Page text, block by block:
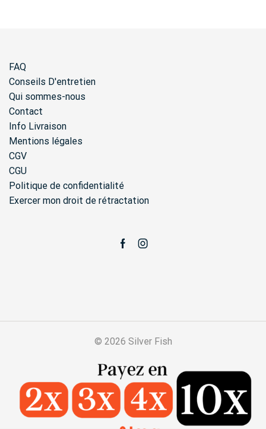
FAQ
Conseils D'entretien
Qui sommes-nous
Contact
Info Livraison
Mentions légales
CGV
CGU
Politique de confidentialité
Exercer mon droit de rétractation
FacebookInstagram
© 2026 Silver Fish